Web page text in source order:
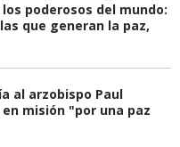
poderosos del mundo:
que generan la paz,
al arzobispo Paul
misión "por una paz